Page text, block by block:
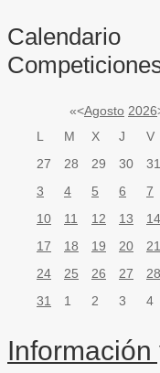
Calendario
«<Agosto 2026
L
M X J V
27
28 29 30 31
3
4 5 6 7
10
11 12 13 14
17
18 19 20 21
24
25 26 27 28
31
1 2 3 4